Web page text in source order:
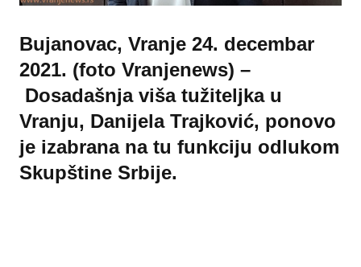
Bujanovac, Vranje 24. decembar
2021. (foto Vranjenews) –
Dosadašnja viša tužiteljka u
Vranju, Danijela Trajković, ponovo
je izabrana na tu funkciju odlukom
Skupštine Srbije.